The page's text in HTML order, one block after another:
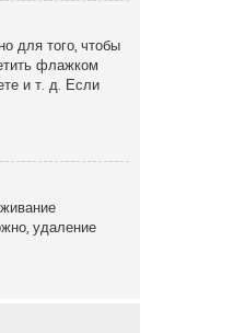
для того, чтобы
флажком
и т. д. Если
удаление